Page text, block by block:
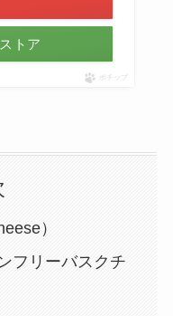
トア
ポチップ
）
フリーバスクチ